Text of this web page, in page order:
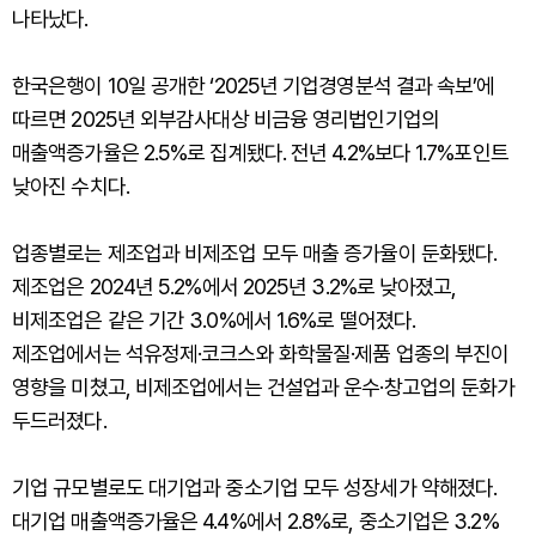
나타났다.
한국은행이 10일 공개한 ‘2025년 기업경영분석 결과 속보’에
따르면 2025년 외부감사대상 비금융 영리법인기업의
매출액증가율은 2.5%로 집계됐다. 전년 4.2%보다 1.7%포인트
낮아진 수치다.
업종별로는 제조업과 비제조업 모두 매출 증가율이 둔화됐다.
제조업은 2024년 5.2%에서 2025년 3.2%로 낮아졌고,
비제조업은 같은 기간 3.0%에서 1.6%로 떨어졌다.
제조업에서는 석유정제·코크스와 화학물질·제품 업종의 부진이
영향을 미쳤고, 비제조업에서는 건설업과 운수·창고업의 둔화가
두드러졌다.
기업 규모별로도 대기업과 중소기업 모두 성장세가 약해졌다.
대기업 매출액증가율은 4.4%에서 2.8%로, 중소기업은 3.2%